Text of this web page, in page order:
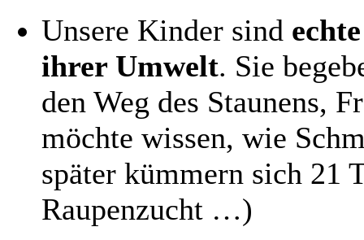
Unsere Kinder sind
ihrer Umwelt. Sie
den Weg des Staunens,
möchte wissen, wie
später kümmern sich 21
Raupenzucht …)